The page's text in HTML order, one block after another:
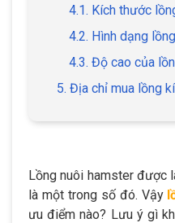
4.1. Kích thước
4.2. Hình dạng lồng
4.3. Độ cao của
5. Địa chỉ mua lồng
Lồng nuôi hamster được
là một trong số đó. Vậy
ưu điểm nào? Lưu ý gì